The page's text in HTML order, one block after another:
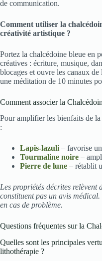
de communication.
Comment utiliser la
créativité artistique ?
Portez la chalcédoine bleue en
créatives : écriture, musique,
blocages et ouvre les canaux
une méditation de 10 minutes
Comment associer la
Pour amplifier les bienfaits de
:
Lapis-lazuli – favorise
Tourmaline noire –
Pierre de lune – rétablit
Les propriétés décrites
constituent pas un avis
en cas de problème.
Questions fréquentes sur la
Quelles sont les principales
lithothérapie ?